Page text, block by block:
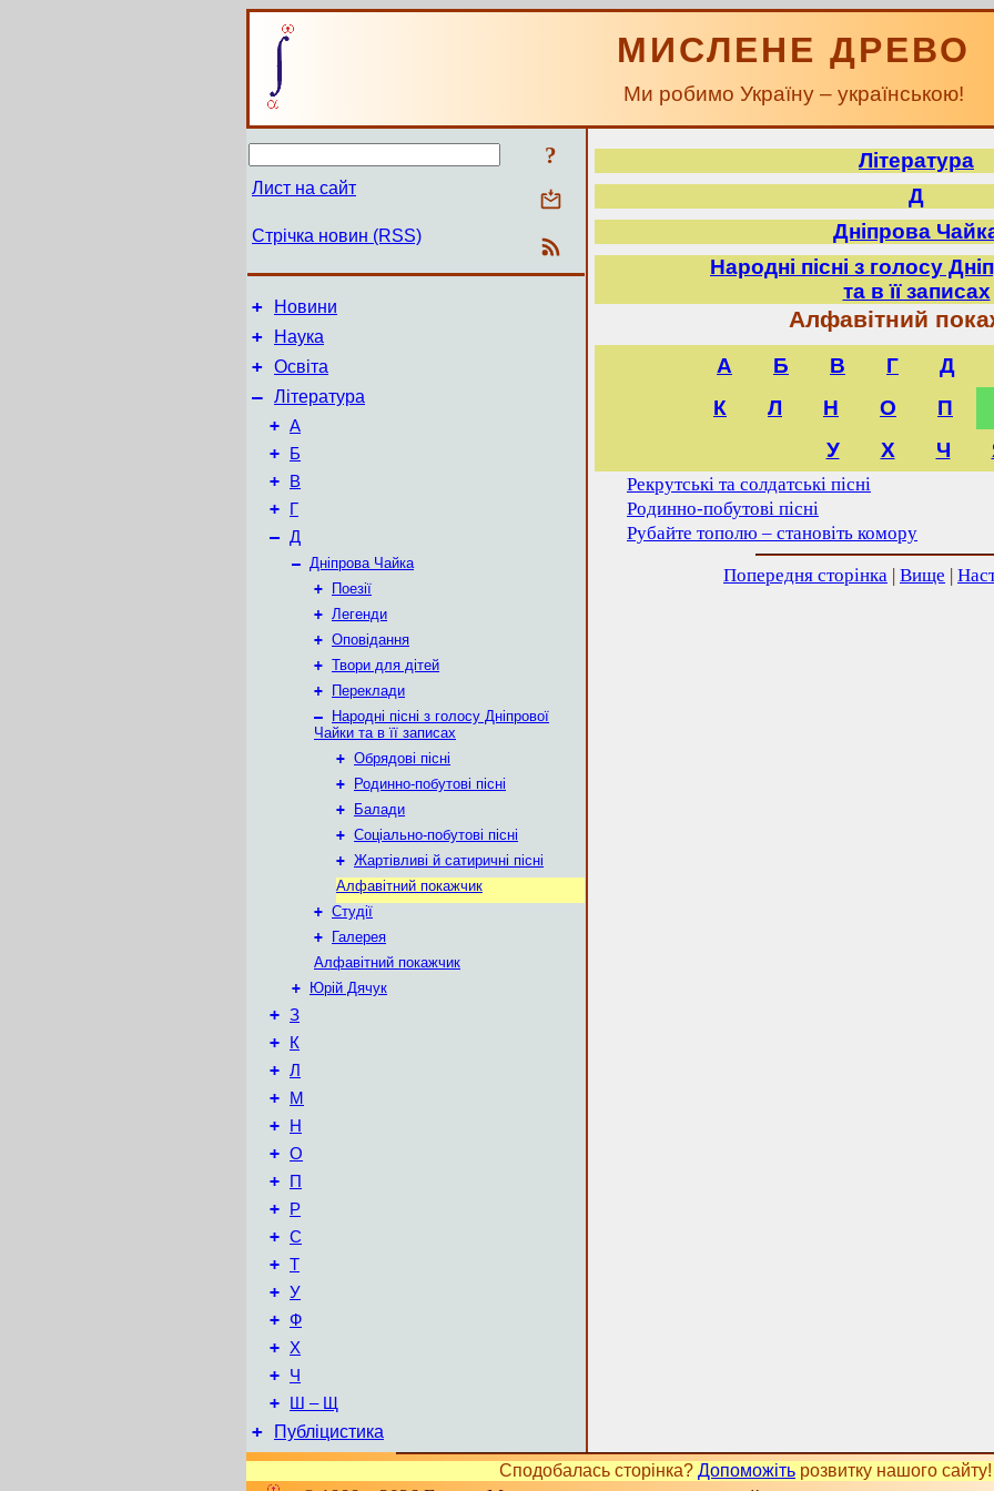
МИСЛЕНЕ ДРЕВО
Ми робимо Україну – українською!
?
Лист на сайт
Стрічка новин (RSS)
+ Новини
+ Наука
+ Освіта
– Література
+ А
+ Б
+ В
+ Г
– Д
– Дніпрова Чайка
+
Поезії
+ Легенди
+ Оповідання
+ Твори для дітей
+
Переклади
–
Народні пісні з голосу Дніпрової
Чайки та в її записах
+ Обрядові пісні
+
Родинно-побутові пісні
+
Балади
+ Соціально-побутові пісні
+ Жартівливі й сатиричні пісні
Алфавітний покажчик
+ Студії
+
Галерея
Алфавітний покажчик
+
Юрій Дячук
+ З
+ К
+ Л
+ М
+ Н
+ О
+ П
+ Р
+ С
+ Т
+ У
+ Ф
+ Х
+ Ч
+ Ш – Щ
+ Публіцистика
Література
Д
Дніпрова
Народні пісні з голосу
та в її записах
Алфавітний
А Б В Г Д
К
Л Н О П
У
Х Ч
Рекрутські та солдатські пісні
Родинно-побутові пісні
Рубайте тополю – становіть комору
Попередня сторінка | Вище |
Сподобалась сторінка? Допоможіть розвитку нашого сайту!